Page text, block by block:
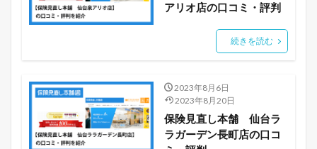
アリオ店の口コミ・評判
続きを読む
2023年8月6日
2023年8月20日
保険見直し本舗 仙台ラ
ラガーデン長町店の口コ